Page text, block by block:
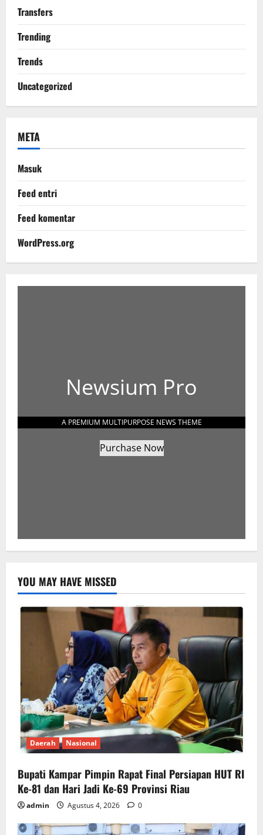
Transfers
Trending
Trends
Uncategorized
META
Masuk
Feed entri
Feed komentar
WordPress.org
Newsium Pro
A PREMIUM MULTIPURPOSE NEWS THEME
Purchase Now
YOU MAY HAVE MISSED
Daerah Nasional
Bupati Kampar Pimpin Rapat Final Persiapan HUT RI
Ke-81 dan Hari Jadi Ke-69 Provinsi Riau
admin Agustus 4, 2026 0